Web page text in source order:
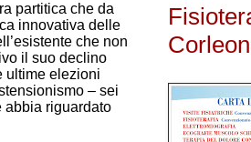
partitica che da
innovativa delle
che non
il suo declino
ultime elezioni
– sei
abbia riguardato